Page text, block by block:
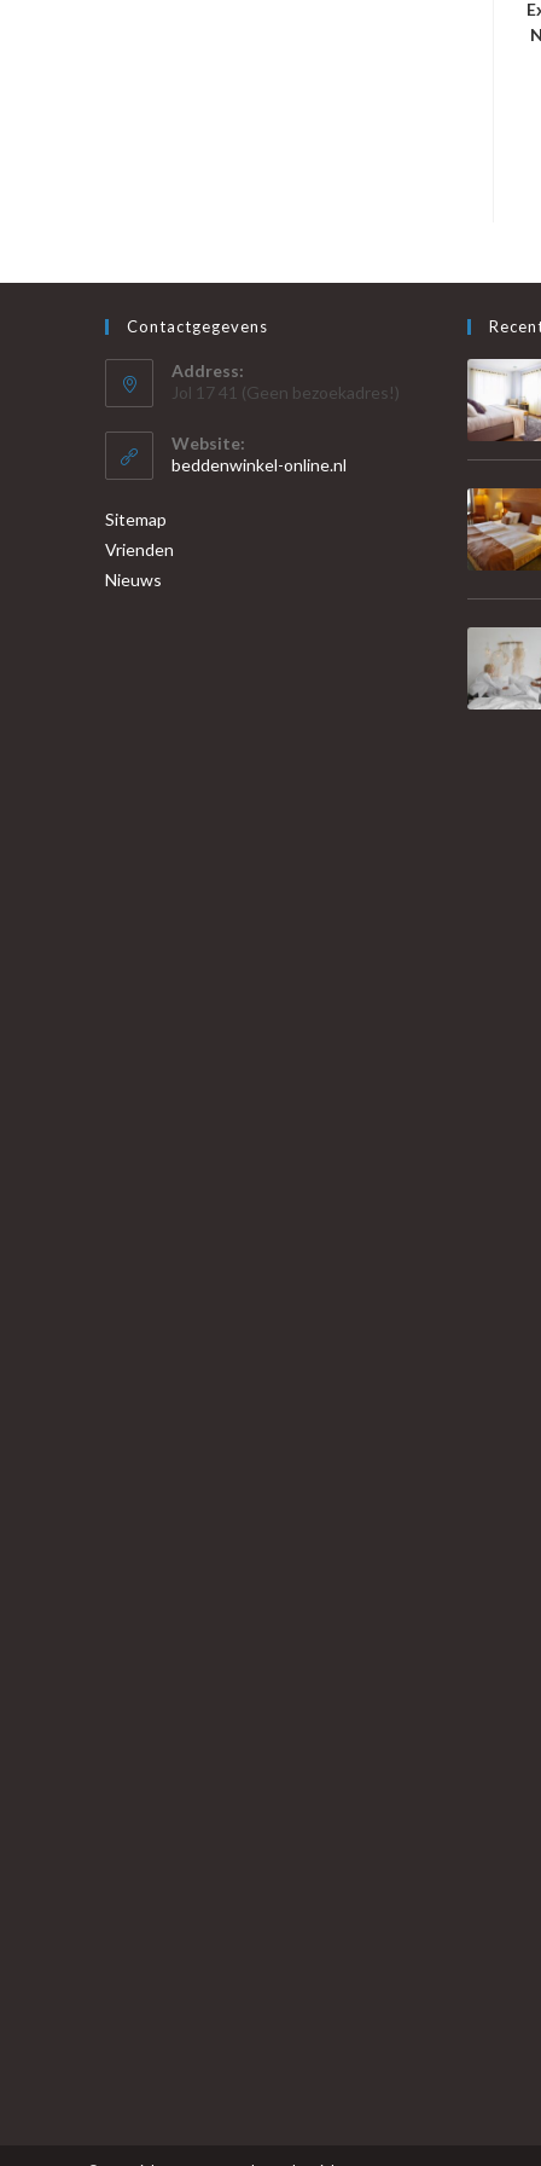
Contactgegevens
Address:
Jol 17 41 (Geen bezoekadres!)
Website:
beddenwinkel-online.nl
Sitemap
Vrienden
Nieuws